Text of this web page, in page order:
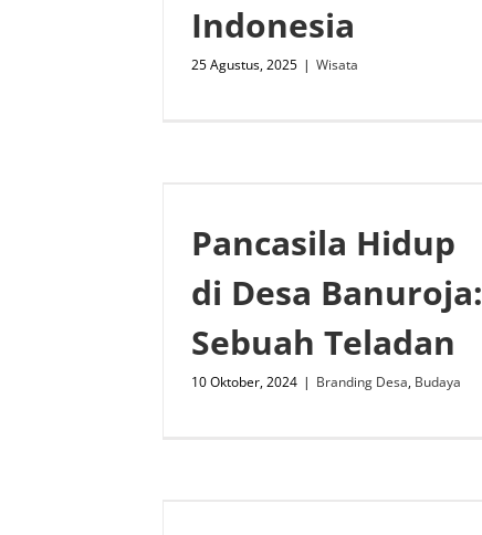
Indonesia
25 Agustus, 2025 | Wisata
Pancasila Hidup
di Desa Banuroja:
Sebuah Teladan
10 Oktober, 2024 | Branding Desa, Budaya